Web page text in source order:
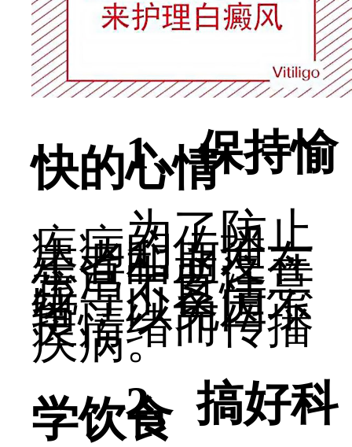
1、保持愉
快的心情
为了防止
疾病的传播，
患者和朋友在
生活中要注意
疏导不良情
绪，以免因不
良情绪而传播
疾病。
2、搞好科
学饮食